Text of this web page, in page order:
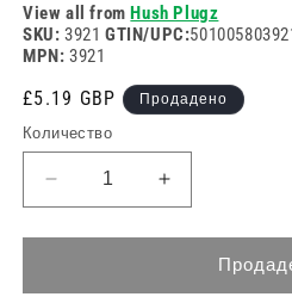
View all fromHush Plugz
SKU: 3921 GTIN/UPC:
MPN: 3921
Редовна
цена
£5.19 GBP Продадено
Количество
Намаляване
на
количеството
7
Увеличете
количеството
за
двойки